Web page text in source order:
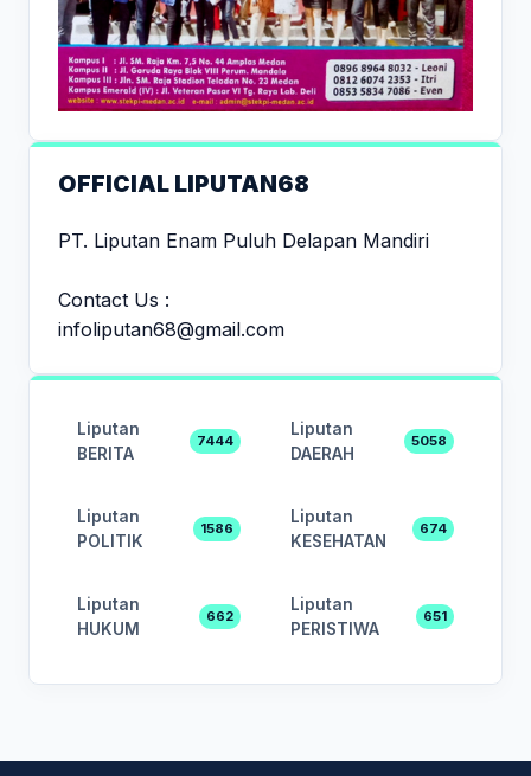
OFFICIAL LIPUTAN68
PT. Liputan Enam Puluh Delapan Mandiri
Contact Us :
infoliputan68@gmail.com
Liputan
BERITA
7444
Liputan
DAERAH
5058
Liputan
POLITIK
1586
Liputan
KESEHATAN
674
Liputan
HUKUM
662
Liputan
PERISTIWA
651